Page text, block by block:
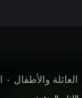
العائلة والأطفال •